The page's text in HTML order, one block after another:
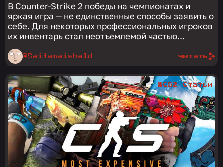
В Counter-Strike 2 победы на чемпионатах и
яркая игра — не единственные способы заявить о
себе. Для некоторых профессиональных игроков
их инвентарь стал неотъемлемой частью...
@Saitamaisbald читать
#CS2 Статьи